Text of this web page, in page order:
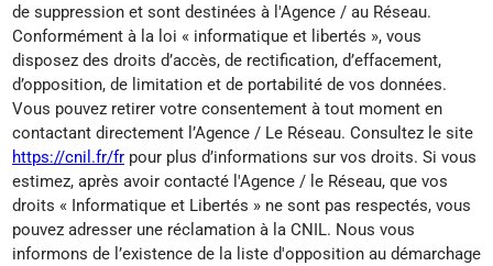
de suppression et sont destinées à l'Agence / au Réseau.
Conformément à la loi « informatique et libertés », vous
disposez des droits d’accès, de rectification, d’effacement,
d’opposition, de limitation et de portabilité de vos données.
Vous pouvez retirer votre consentement à tout moment en
contactant directement l’Agence / Le Réseau. Consultez le site
https://cnil.fr/fr pour plus d’informations sur vos droits. Si vous
estimez, après avoir contacté l'Agence / le Réseau, que vos
droits « Informatique et Libertés » ne sont pas respectés, vous
pouvez adresser une réclamation à la CNIL. Nous vous
informons de l’existence de la liste d'opposition au démarchage